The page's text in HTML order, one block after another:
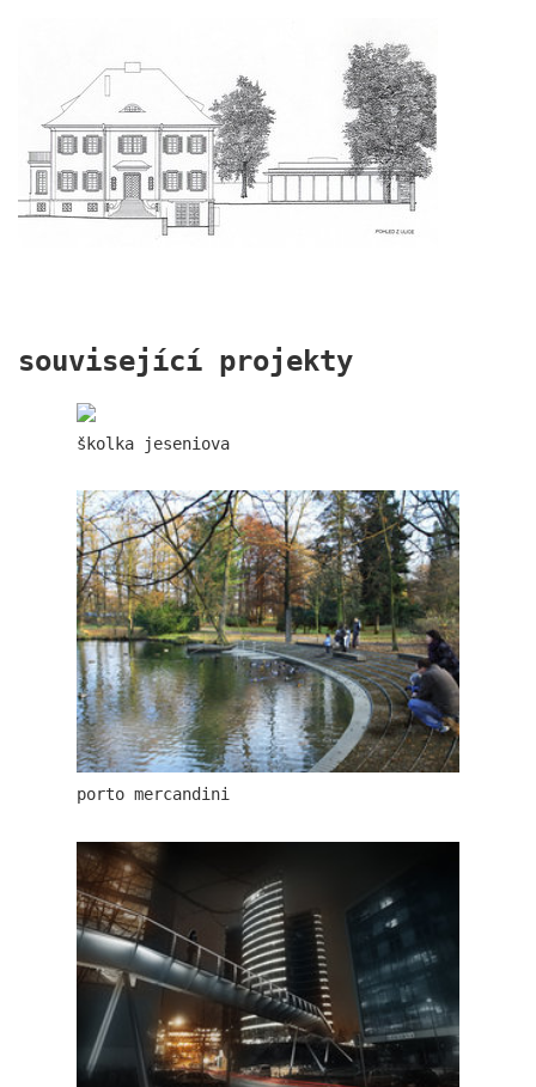
školka jeseniova
nová elektra
filadelfie – nová recepce
související projekty
školka jeseniova
porto mercandini